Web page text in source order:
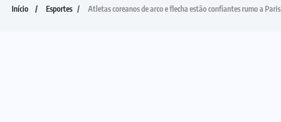
Início Esportes Atletas coreanos de arco e flecha estão confiantes rumo a Paris